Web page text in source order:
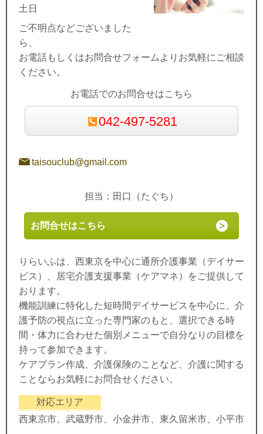
土日
ご不明点などございました
ら、
お電話もしくはお問合せフォームよりお気軽にご相談
ください。
お電話でのお問合せはこちら
042-497-5281
taisouclub@gmail.com
担当：田口（たぐち）
お問合せはこちら
りらいふは、西東京を中心に通所介護事業（デイサー
ビス）、居宅介護支援事業（ケアマネ）をご提供して
おります。
機能訓練に特化した短時間デイサービスを中心に、介
護予防の視点に立った専門家のもと、選択できる時
間・体力に合わせた個別メニューで自分なりの目標を
持って参加できます。
ケアプラン作成、介護保険のことなど、介護に関する
ことならお気軽にお問合せください。
対応エリア
西東京市、武蔵野市、小金井市、東久留米市、小平市